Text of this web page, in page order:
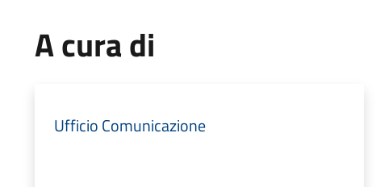
A cura di
Ufficio Comunicazione